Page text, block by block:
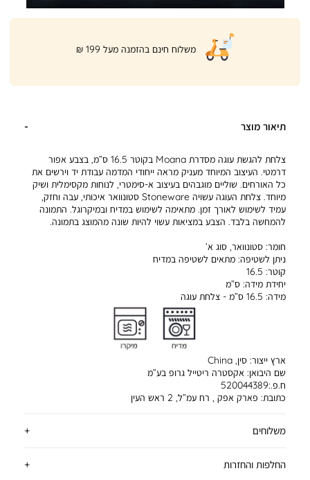
|
product
page
banner
משלוח חינם בהזמנה מעל 199 ₪
תיאור מוצר
צלחת להגשת עוגה מסדרת Moana בקוטר 16.5 ס”מ, בצבע אפור
דרמטי. העיצוב המיוחד מעניק מראה ייחודי המדמה עבודת יד וירשים את
כל האורחים. שוליים מוגבהים בעיצוב א-סימטרי, לנוחות מקסימלית ושיק
מיוחד. צלחת העוגה עשויה Stoneware סטונוואר איכותי, עבה וחזק,
עמיד לשימוש לאורך זמן. מתאימה לשימוש במדיח ובמיקרוגל. התמונה
להמחשה בלבד. הצבע במציאות עשוי להיות שונה מהמוצג בתמונה.
חומר: סטונוואר, סוג א’
ניתן לשטיפה: מתאים לשטיפה במדיח
קוטר: 16.5
יחידת מידה: ס”מ
מידה: 16.5 ס”מ - צלחת עוגה
ארץ ייצור: סין, China
שם היבואן: אקסטרה ריטייל גרופ בע”מ
ח.פ.:520044389
כתובת: פארק אפק , רח עמ”ל, 2 ראש העין
משלוחים
החלפות והחזרות